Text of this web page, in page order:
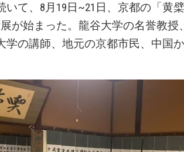
いて、8月19日~21日、京都の「黄
が始まった。龍谷大学の名誉教
学の講師、地元の京都市民、中国